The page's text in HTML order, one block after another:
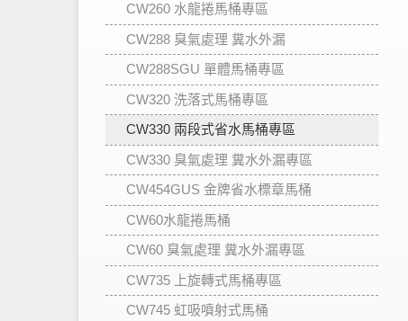
CW260 水龍捲馬桶專區
CW288 臭氣處理 糞水外漏
CW288SGU 單體馬桶專區
CW320 洗落式馬桶專區
CW330 兩段式省水馬桶專區
CW330 臭氣處理 糞水外漏專區
CW454GUS 金牌省水標章馬桶
CW60水龍捲馬桶
CW60 臭氣處理 糞水外漏專區
CW735 上旋轉式馬桶專區
CW745 虹吸噴射式馬桶